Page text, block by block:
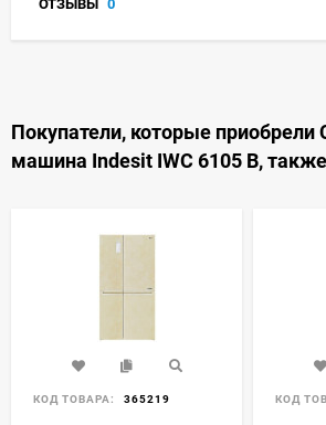
ОТЗЫВЫ 0
Покупатели, которые приобрели
машина Indesit IWC 6105 B,
КОД ТОВАРА: 365219 КОД